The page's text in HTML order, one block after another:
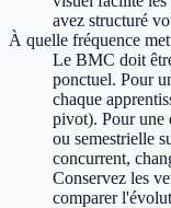
avez structuré
À quelle fréquence
Le BMC doit
ponctuel. Pour
chaque
pivot). Pour une
ou semestrielle
concurrent,
Conservez les
comparer